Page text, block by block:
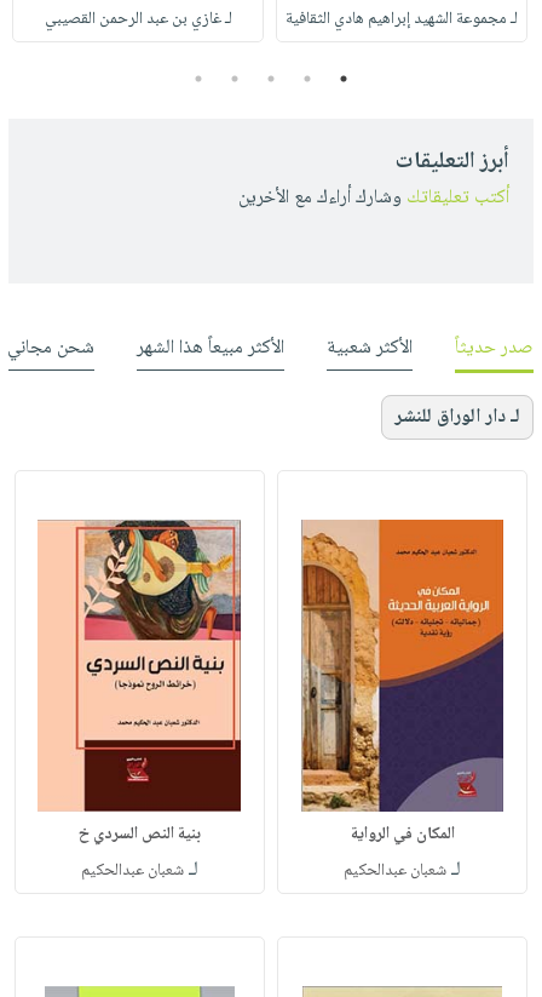
لـ مجموعة الشهيد إبراهيم هادي الثقافية لـ غازي بن عبد الرحمن القصيبي
1
2
3
4
5
أبرز التعليقات
أكتب تعليقاتك وشارك أراءك مع الأخرين
صدر حديثاً الأكثر شعبية الأكثر مبيعاً هذا الشهر شحن مجاني
لـ دار الوراق للنشر
المكان في الرواية
لـشعبان عبدالحكيم
بنية النص السردي خ
لـشعبان عبدالحكيم